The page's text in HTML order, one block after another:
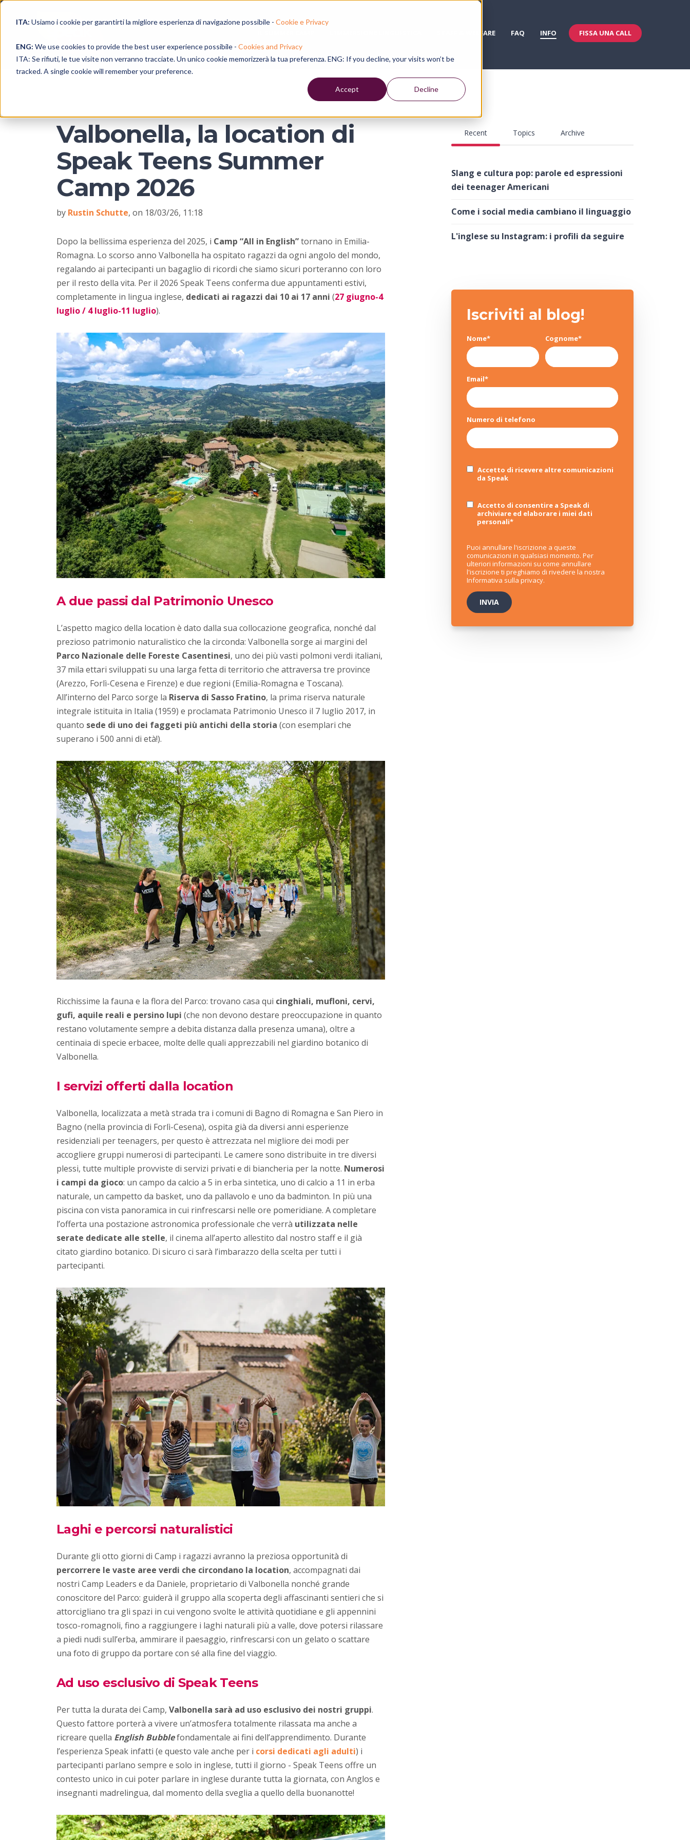
ITA: Usiamo i cookie per garantirti la migliore esperienza di navigazione possibile - Cookie e Privacy
ENG: We use cookies to provide the best user experience possibile - Cookies and Privacy
ITA: Se rifiuti, le tue visite non verranno tracciate. Un unico cookie memorizzerà la tua preferenza. ENG: If you decline, your visits won’t be
tracked. A single cookie will remember your preference.
Accept Decline
STAFF & WELFARE FAQ INFO FISSA UNA CALL
Valbonella, la location di
Speak Teens Summer
Camp 2026
by Rustin Schutte, on 18/03/26, 11:18
Dopo la bellissima esperienza del 2025, i Camp “All in English”tornano in Emilia-
Romagna. Lo scorso anno Valbonella ha ospitato ragazzi da ogni angolo del mondo,
regalando ai partecipanti un bagaglio di ricordi che siamo sicuri porteranno con loro
per il resto della vita. Per il 2026 Speak Teens conferma due appuntamenti estivi,
completamente in lingua inglese, dedicati ai ragazzi dai 10 ai 17 anni (27 giugno-4
luglio / 4 luglio-11 luglio).
A due passi dal Patrimonio Unesco
L’aspetto magico della location è dato dalla sua collocazione geografica, nonché dal
prezioso patrimonio naturalistico che la circonda: Valbonella sorge ai margini del
Parco Nazionale delle Foreste Casentinesi, uno dei più vasti polmoni verdi italiani,
37 mila ettari sviluppati su una larga fetta di territorio che attraversa tre province
(Arezzo, Forlì-Cesena e Firenze) e due regioni (Emilia-Romagna e Toscana).
All’interno del Parco sorge la Riserva di Sasso Fratino, la prima riserva naturale
integrale istituita in Italia (1959) e proclamata Patrimonio Unesco il 7 luglio 2017, in
quanto sede di uno dei faggeti più antichi della storia (con esemplari che
superano i 500 anni di età!).
Ricchissime la fauna e la flora del Parco: trovano casa qui cinghiali, mufloni, cervi,
gufi, aquile reali e persino lupi (che non devono destare preoccupazione in quanto
restano volutamente sempre a debita distanza dalla presenza umana), oltre a
centinaia di specie erbacee, molte delle quali apprezzabili nel giardino botanico di
Valbonella.
I servizi offerti dalla location
Valbonella, localizzata a metà strada tra i comuni di Bagno di Romagna e San Piero in
Bagno (nella provincia di Forlì-Cesena), ospita già da diversi anni esperienze
residenziali per teenagers, per questo è attrezzata nel migliore dei modi per
accogliere gruppi numerosi di partecipanti. Le camere sono distribuite in tre diversi
plessi, tutte multiple provviste di servizi privati e di biancheria per la notte. Numerosi
i campi da gioco: un campo da calcio a 5 in erba sintetica, uno di calcio a 11 in erba
naturale, un campetto da basket, uno da pallavolo e uno da badminton. In più una
piscina con vista panoramica in cui rinfrescarsi nelle ore pomeridiane. A completare
l’offerta una postazione astronomica professionale che verrà utilizzata nelle
serate dedicate alle stelle, il cinema all’aperto allestito dal nostro staff e il già
citato giardino botanico. Di sicuro ci sarà l’imbarazzo della scelta per tutti i
partecipanti.
Laghi e percorsi naturalistici
Durante gli otto giorni di Camp i ragazzi avranno la preziosa opportunità di
percorrere le vaste aree verdi che circondano la location, accompagnati dai
nostri Camp Leaders e da Daniele, proprietario di Valbonella nonché grande
conoscitore del Parco: guiderà il gruppo alla scoperta degli affascinanti sentieri che si
attorcigliano tra gli spazi in cui vengono svolte le attività quotidiane e gli appennini
tosco-romagnoli, fino a raggiungere i laghi naturali più a valle, dove potersi rilassare
a piedi nudi sull’erba, ammirare il paesaggio, rinfrescarsi con un gelato o scattare
una foto di gruppo da portare con sé alla fine del viaggio.
Ad uso esclusivo di Speak Teens
Per tutta la durata dei Camp, Valbonella sarà ad uso esclusivo dei nostri gruppi.
Questo fattore porterà a vivere un’atmosfera totalmente rilassata ma anche a
ricreare quella English Bubblefondamentale ai fini dell’apprendimento. Durante
l’esperienza Speak infatti (e questo vale anche per i corsi dedicati agli adulti) i
partecipanti parlano sempre e solo in inglese, tutti il giorno - Speak Teens offre un
contesto unico in cui poter parlare in inglese durante tutta la giornata, con Anglos e
insegnanti madrelingua, dal momento della sveglia a quello della buonanotte!
Recent Topics Archive
Slang e cultura pop: parole ed espressioni
dei teenager Americani
Come i social media cambiano il linguaggio
L'inglese su Instagram: i profili da seguire
Iscriviti al blog!
Nome* Cognome*
Email*
Numero di telefono
Accetto di ricevere altre comunicazioni
da Speak
Accetto di consentire a Speak di
archiviare ed elaborare i miei dati
personali*
Puoi annullare l'iscrizione a queste
comunicazioni in qualsiasi momento. Per
ulteriori informazioni su come annullare
l'iscrizione ti preghiamo di rivedere la nostra
Informativa sulla privacy.